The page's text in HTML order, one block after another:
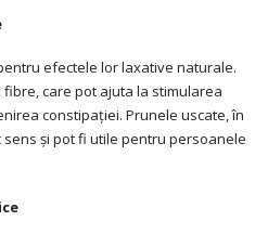
efectele lor laxative naturale.
care pot ajuta la stimularea
constipației. Prunele uscate, în
și pot fi utile pentru persoanele